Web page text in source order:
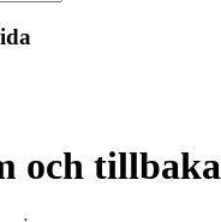
och tillbaka